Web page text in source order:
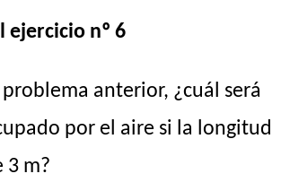
ejercicio nº 6
problema anterior, ¿cuál será
por el aire si la longitud
3 m?